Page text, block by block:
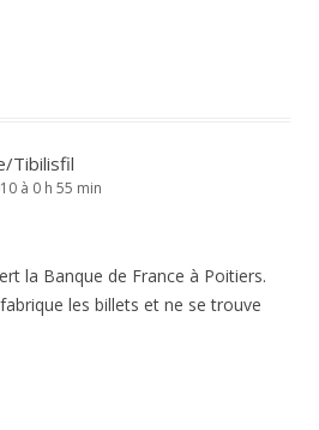
Tibilisfil
à 0 h 55 min
la Banque de France à Poitiers.
les billets et ne se trouve